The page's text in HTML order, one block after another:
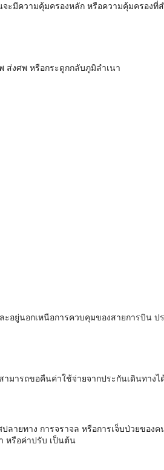
ะมีความคุ้มครองหลัก หรือความคุ้มครองที่
ส่งศพ หรือกระดูกกลับภูมิลำเนา
อยู่นอกเหนือการควบคุมของสายการบิน ป
มารถขอคืนค่าใช้จ่ายจากประกันเดินทางไ
ลายทาง การจราจล หรือการเจ็บป่วยของค
หรือค่าปรับ เป็นต้น